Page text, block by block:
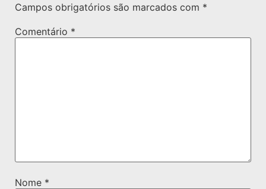
Campos obrigatórios são marcados com *
Comentário *
Nome *